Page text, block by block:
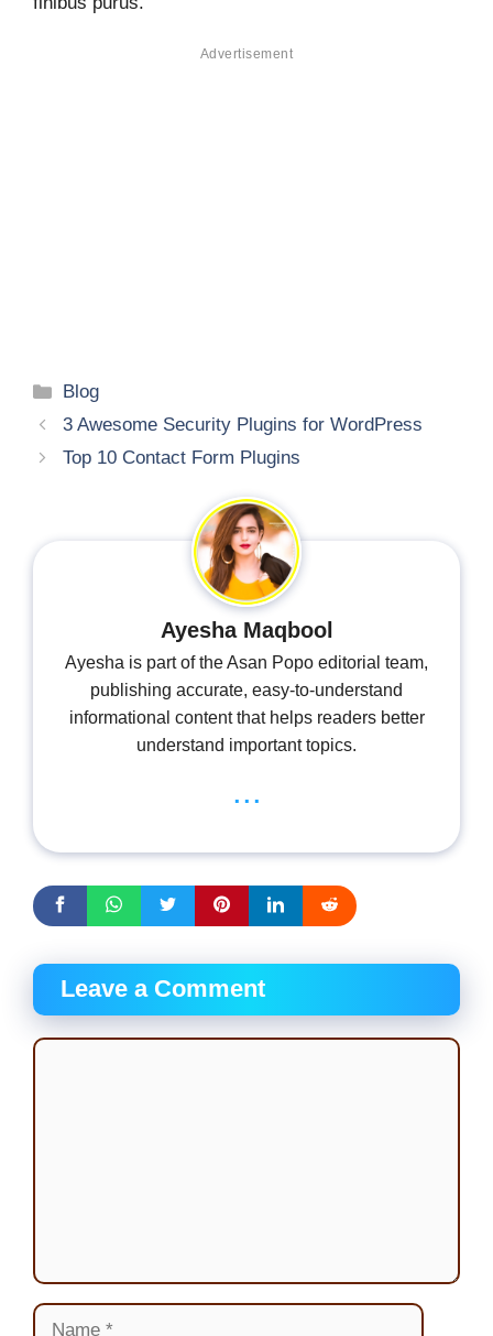
Advertisement
Categories
Blog
3 Awesome Security Plugins for WordPress
Top 10 Contact Form Plugins
Ayesha Maqbool
Ayesha is part of the Asan Popo editorial team,
publishing accurate, easy-to-understand
informational content that helps readers better
understand important topics.
...
Leave a Comment
Comment
Name